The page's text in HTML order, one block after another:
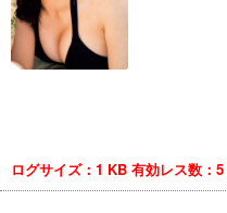
ログサイズ：1 KB 有効レス数：5